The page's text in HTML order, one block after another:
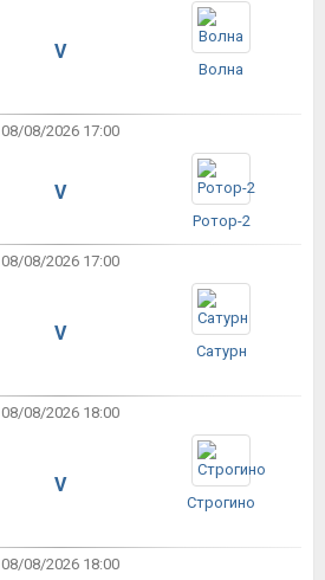
V
Волна
08/08/2026 17:00
V
Ротор-2
08/08/2026 17:00
V
Сатурн
08/08/2026 18:00
V
Строгино
08/08/2026 18:00